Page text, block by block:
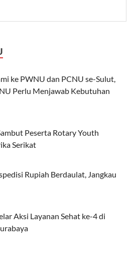
ke PWNU dan PCNU se-Sulut,
Perlu Menjawab Kebutuhan
Peserta Rotary Youth
Serikat
Rupiah Berdaulat, Jangkau
Aksi Layanan Sehat ke-4 di